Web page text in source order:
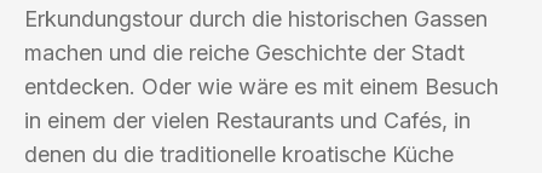
Erkundungstour durch die historischen Gassen
machen und die reiche Geschichte der Stadt
entdecken. Oder wie wäre es mit einem Besuch
in einem der vielen Restaurants und Cafés, in
denen du die traditionelle kroatische Küche